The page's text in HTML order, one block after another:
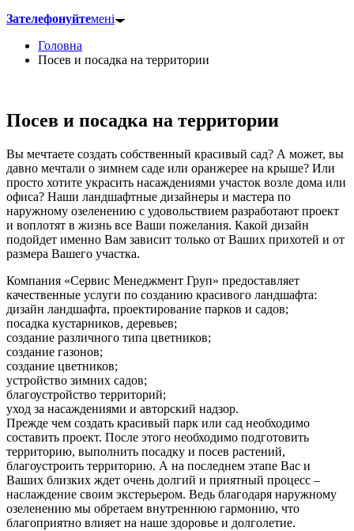
Зателефонуйтемені
Головна
Посев и посадка на территории
Посев и посадка на территории
Вы мечтаете создать собственный красивый сад? А может, вы
давно мечтали о зимнем саде или оранжерее на крыше? Или
просто хотите украсить насаждениями участок возле дома или
офиса? Наши ландшафтные дизайнеры и мастера по
наружному озеленению с удовольствием разработают проект
и воплотят в жизнь все Ваши пожелания. Какой дизайн
подойдет именно Вам зависит только от Ваших прихотей и от
размера Вашего участка.
Компания «Сервис Менеджмент Груп» предоставляет
качественные услуги по созданию красивого ландшафта:
дизайн ландшафта, проектирование парков и садов;
посадка кустарников, деревьев;
создание различного типа цветников;
создание газонов;
создание цветников;
устройство зимних садов;
благоустройство территорий;
уход за насаждениями и авторский надзор.
Прежде чем создать красивый парк или сад необходимо
составить проект. После этого необходимо подготовить
территорию, выполнить посадку и посев растений,
благоустроить территорию. А на последнем этапе Вас и
Ваших близких ждет очень долгий и приятный процесс –
наслаждение своим экстерьером. Ведь благодаря наружному
озеленению мы обретаем внутреннюю гармонию, что
благоприятно влияет на наше здоровье и долголетие.